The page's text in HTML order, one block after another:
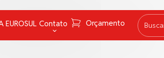
EUROSUL Contato Orçamento